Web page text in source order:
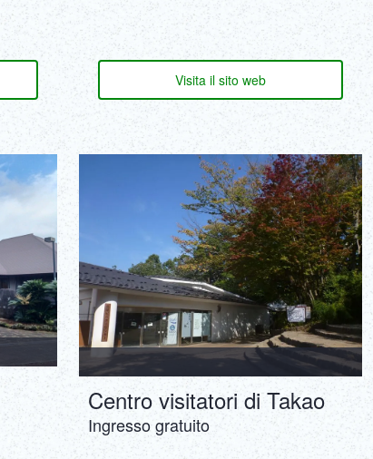
Visita il sito web
Centro visitatori di Takao
Ingresso gratuito